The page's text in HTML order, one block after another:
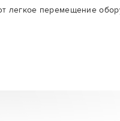
легкое перемещение